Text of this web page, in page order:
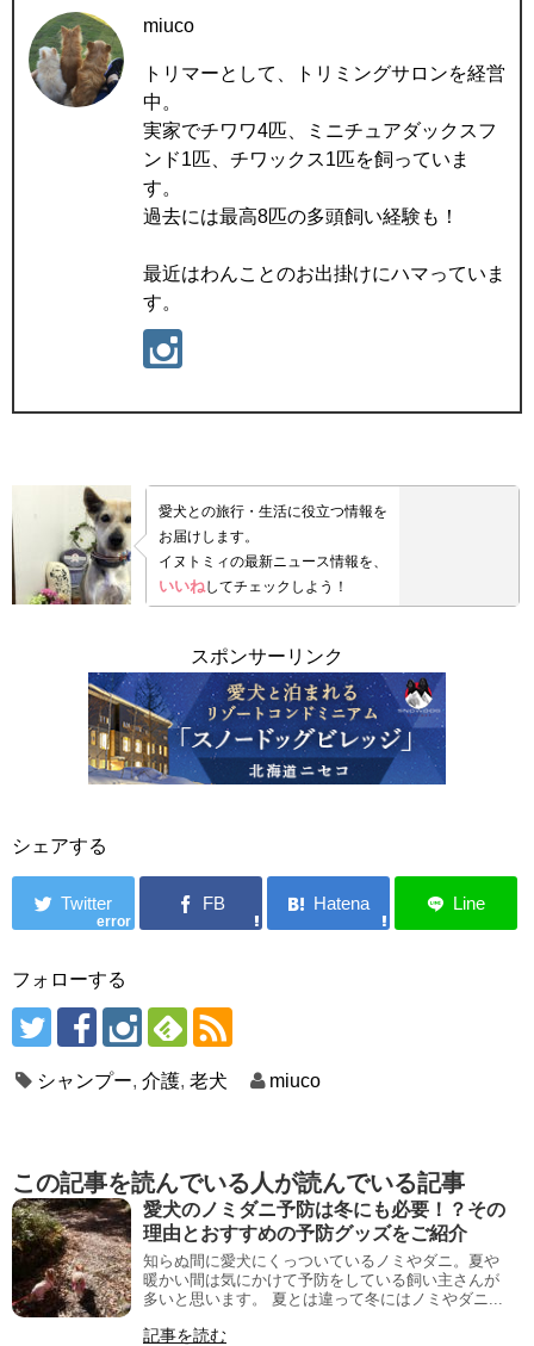
miuco
トリマーとして、トリミングサロンを経営
中。
実家でチワワ4匹、ミニチュアダックスフ
ンド1匹、チワックス1匹を飼っていま
す。
過去には最高8匹の多頭飼い経験も！
最近はわんことのお出掛けにハマっていま
す。
愛犬との旅行・生活に役立つ情報を
お届けします。
イヌトミィの最新ニュース情報を、
いいねしてチェックしよう！
スポンサーリンク
シェアする
error
フォローする
シャンプー, 介護, 老犬 miuco
この記事を読んでいる人が読んでいる記事
愛犬のノミダニ予防は冬にも必要！？その
理由とおすすめの予防グッズをご紹介
知らぬ間に愛犬にくっついているノミやダニ。夏や
暖かい間は気にかけて予防をしている飼い主さんが
多いと思います。 夏とは違って冬にはノミやダニ...
記事を読む